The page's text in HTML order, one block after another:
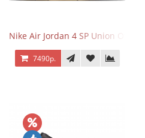
Nike Air Jordan 4 SP Union Off Noir
7490р.